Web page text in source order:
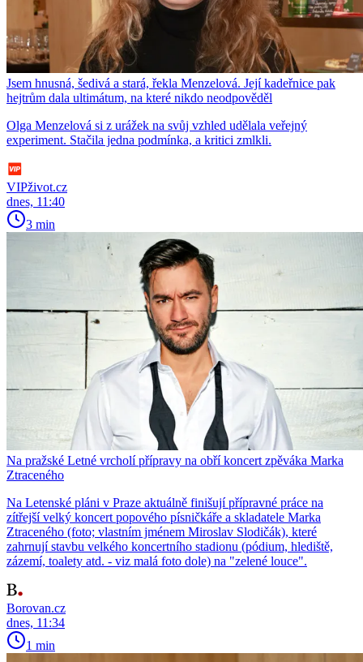
Jsem hnusná, šedivá a stará, řekla Menzelová. Její kadeřnice pak
hejtrům dala ultimátum, na které nikdo neodpověděl
Olga Menzelová si z urážek na svůj vzhled udělala veřejný
experiment. Stačila jedna podmínka, a kritici zmlkli.
VIPživot.cz
dnes, 11:40
3 min
Na pražské Letné vrcholí přípravy na obří koncert zpěváka Marka
Ztraceného
Na Letenské pláni v Praze aktuálně finišují přípravné práce na
zítřejší velký koncert popového písničkáře a skladatele Marka
Ztraceného (foto; vlastním jménem Miroslav Slodičák), které
zahrnují stavbu velkého koncertního stadionu (pódium, hlediště,
zázemí, toalety atd. - viz malá foto dole) na "zelené louce".
Borovan.cz
dnes, 11:34
1 min